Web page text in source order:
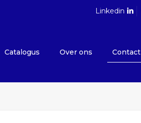
Linkedin
Catalogus Over ons Contact